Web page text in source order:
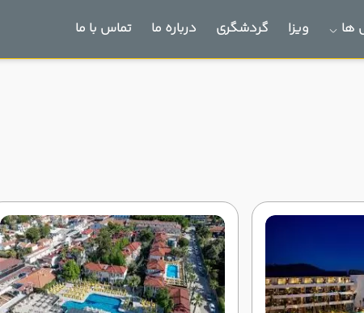
ها ویزا گردشگری درباره ما تماس با ما